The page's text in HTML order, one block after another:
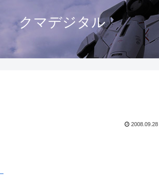
クマデジタル
2008.09.28